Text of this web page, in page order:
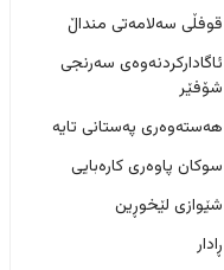
قوفڵی سەلامەتی منداڵ
ئاگادارکردنەوەی سەرنجی
شۆفێر
هەستەوەری پەستانی تایە
سوکان پاوەری کارەبایی
شێوازی لێخوڕین
ڕادار